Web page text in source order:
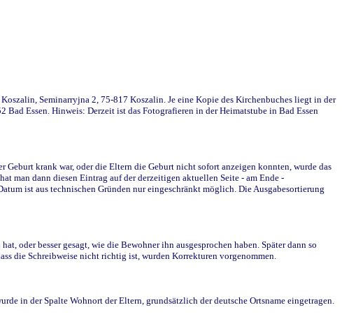
Seminarryjna 2, 75-817 Koszalin. Je eine Kopie des Kirchenbuches liegt in der
Essen. Hinweis: Derzeit ist das Fotografieren in der Heimatstube in Bad Essen
krank war, oder die Eltern die Geburt nicht sofort anzeigen konnten, wurde das
man dann diesen Eintrag auf der derzeitigen aktuellen Seite - am Ende -
ist aus technischen Gründen nur eingeschränkt möglich. Die Ausgabesortierung
oder besser gesagt, wie die Bewohner ihn ausgesprochen haben. Später dann so
die Schreibweise nicht richtig ist, wurden Korrekturen vorgenommen.
in der Spalte Wohnort der Eltern, grundsätzlich der deutsche Ortsname eingetragen.